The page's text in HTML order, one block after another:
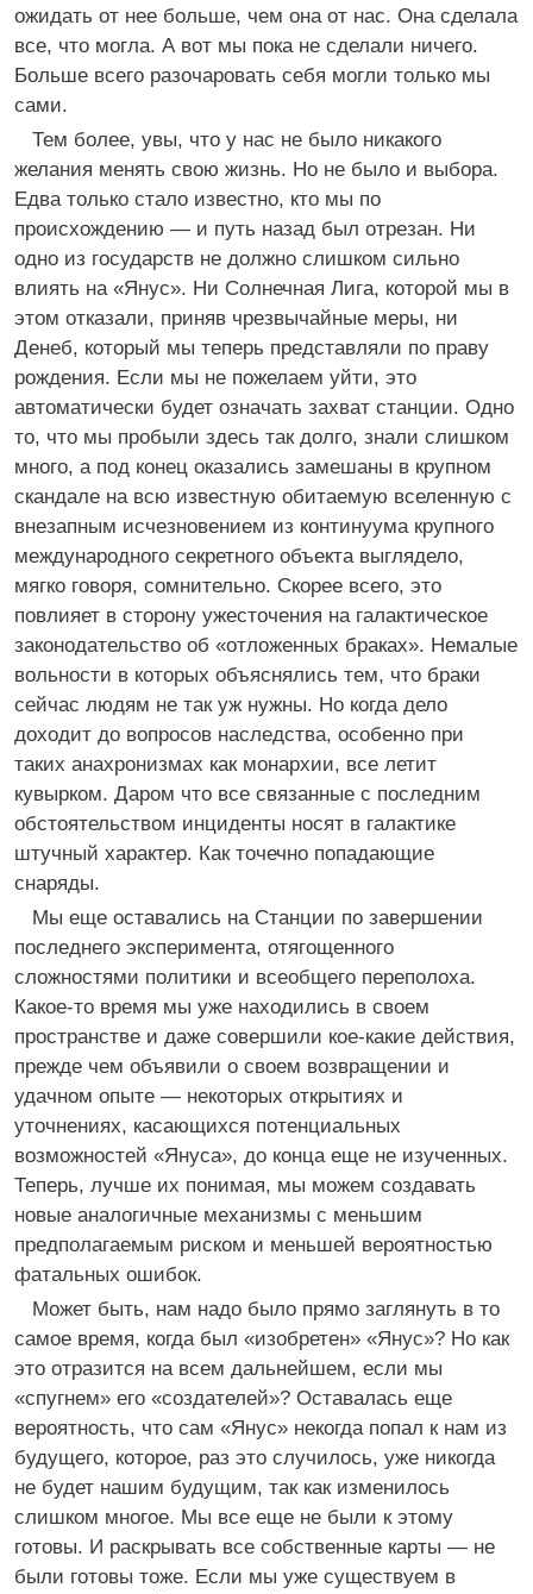
ожидать от нее больше, чем она от нас. Она сделала
все, что могла. А вот мы пока не сделали ничего.
Больше всего разочаровать себя могли только мы
сами.
Тем более, увы, что у нас не было никакого
желания менять свою жизнь. Но не было и выбора.
Едва только стало известно, кто мы по
происхождению — и путь назад был отрезан. Ни
одно из государств не должно слишком сильно
влиять на «Янус». Ни Солнечная Лига, которой мы в
этом отказали, приняв чрезвычайные меры, ни
Денеб, который мы теперь представляли по праву
рождения. Если мы не пожелаем уйти, это
автоматически будет означать захват станции. Одно
то, что мы пробыли здесь так долго, знали слишком
много, а под конец оказались замешаны в крупном
скандале на всю известную обитаемую вселенную с
внезапным исчезновением из континуума крупного
международного секретного объекта выглядело,
мягко говоря, сомнительно. Скорее всего, это
повлияет в сторону ужесточения на галактическое
законодательство об «отложенных браках». Немалые
вольности в которых объяснялись тем, что браки
сейчас людям не так уж нужны. Но когда дело
доходит до вопросов наследства, особенно при
таких анахронизмах как монархии, все летит
кувырком. Даром что все связанные с последним
обстоятельством инциденты носят в галактике
штучный характер. Как точечно попадающие
снаряды.
Мы еще оставались на Станции по завершении
последнего эксперимента, отягощенного
сложностями политики и всеобщего переполоха.
Какое-то время мы уже находились в своем
пространстве и даже совершили кое-какие действия,
прежде чем объявили о своем возвращении и
удачном опыте — некоторых открытиях и
уточнениях, касающихся потенциальных
возможностей «Януса», до конца еще не изученных.
Теперь, лучше их понимая, мы можем создавать
новые аналогичные механизмы с меньшим
предполагаемым риском и меньшей вероятностью
фатальных ошибок.
Может быть, нам надо было прямо заглянуть в то
самое время, когда был «изобретен» «Янус»? Но как
это отразится на всем дальнейшем, если мы
«спугнем» его «создателей»? Оставалась еще
вероятность, что сам «Янус» некогда попал к нам из
будущего, которое, раз это случилось, уже никогда
не будет нашим будущим, так как изменилось
слишком многое. Мы все еще не были к этому
готовы. И раскрывать все собственные карты — не
были готовы тоже. Если мы уже существуем в